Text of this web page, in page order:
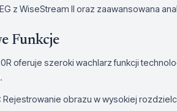
z WiseStream II oraz zaawansowana
Funkcje
oferuje szeroki wachlarz funkcji
: Rejestrowanie obrazu w wysokiej